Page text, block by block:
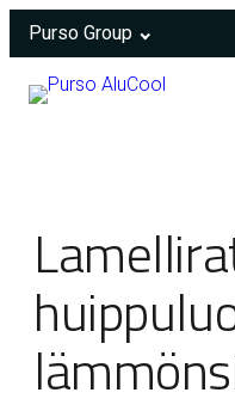
Purso Group
ÖÖÖÖH